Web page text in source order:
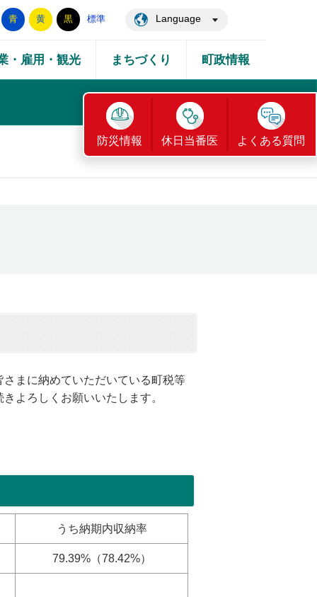
青 黄 黒 標準 Language
・雇用・観光 まちづくり 町政情報
防災情報 休日当番医 よくある質問
まに納めていただいている町税等
よろしくお願いいたします。
うち納期内収納率
79.39%（78.42%）